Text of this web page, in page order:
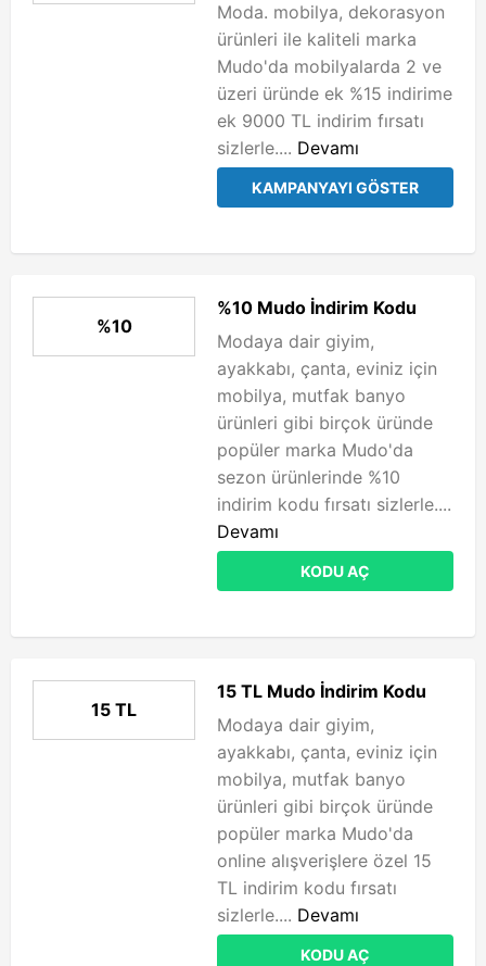
Moda. mobilya, dekorasyon
ürünleri ile kaliteli marka
Mudo'da mobilyalarda 2 ve
üzeri üründe ek %15 indirime
ek 9000 TL indirim fırsatı
sizlerle.... Devamı
KAMPANYAYI GÖSTER
%10
%10 Mudo İndirim Kodu
Modaya dair giyim,
ayakkabı, çanta, eviniz için
mobilya, mutfak banyo
ürünleri gibi birçok üründe
popüler marka Mudo'da
sezon ürünlerinde %10
indirim kodu fırsatı sizlerle....
Devamı
KODU AÇ
15 TL
15 TL Mudo İndirim Kodu
Modaya dair giyim,
ayakkabı, çanta, eviniz için
mobilya, mutfak banyo
ürünleri gibi birçok üründe
popüler marka Mudo'da
online alışverişlere özel 15
TL indirim kodu fırsatı
sizlerle.... Devamı
KODU AÇ